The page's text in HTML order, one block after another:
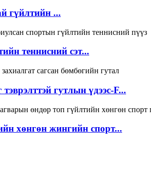
гүйлтийн ...
теннисний сэт...
гутлын үдээс-F...
хөнгөн жингийн спорт...